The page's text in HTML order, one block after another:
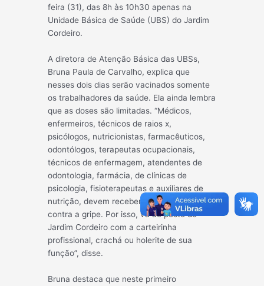
feira (31), das 8h às 10h30 apenas na
Unidade Básica de Saúde (UBS) do Jardim
Cordeiro.
A diretora de Atenção Básica das UBSs,
Bruna Paula de Carvalho, explica que
nesses dois dias serão vacinados somente
os trabalhadores da saúde. Ela ainda lembra
que as doses são limitadas. “Médicos,
enfermeiros, técnicos de raios x,
psicólogos, nutricionistas, farmacêuticos,
odontólogos, terapeutas ocupacionais,
técnicos de enfermagem, atendentes de
odontologia, farmácia, de clínicas de
psicologia, fisioterapeutas e auxiliares de
nutrição, devem receber a vacinação
contra a gripe. Por isso, vá ao posto do
Jardim Cordeiro com a carteirinha
profissional, crachá ou holerite de sua
função”, disse.
Bruna destaca que neste primeiro